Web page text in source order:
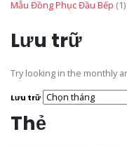
Mẫu Đồng Phục Đầu Bếp (1)
Lưu trữ
Try looking in the monthly
Lưu trữ
Thẻ